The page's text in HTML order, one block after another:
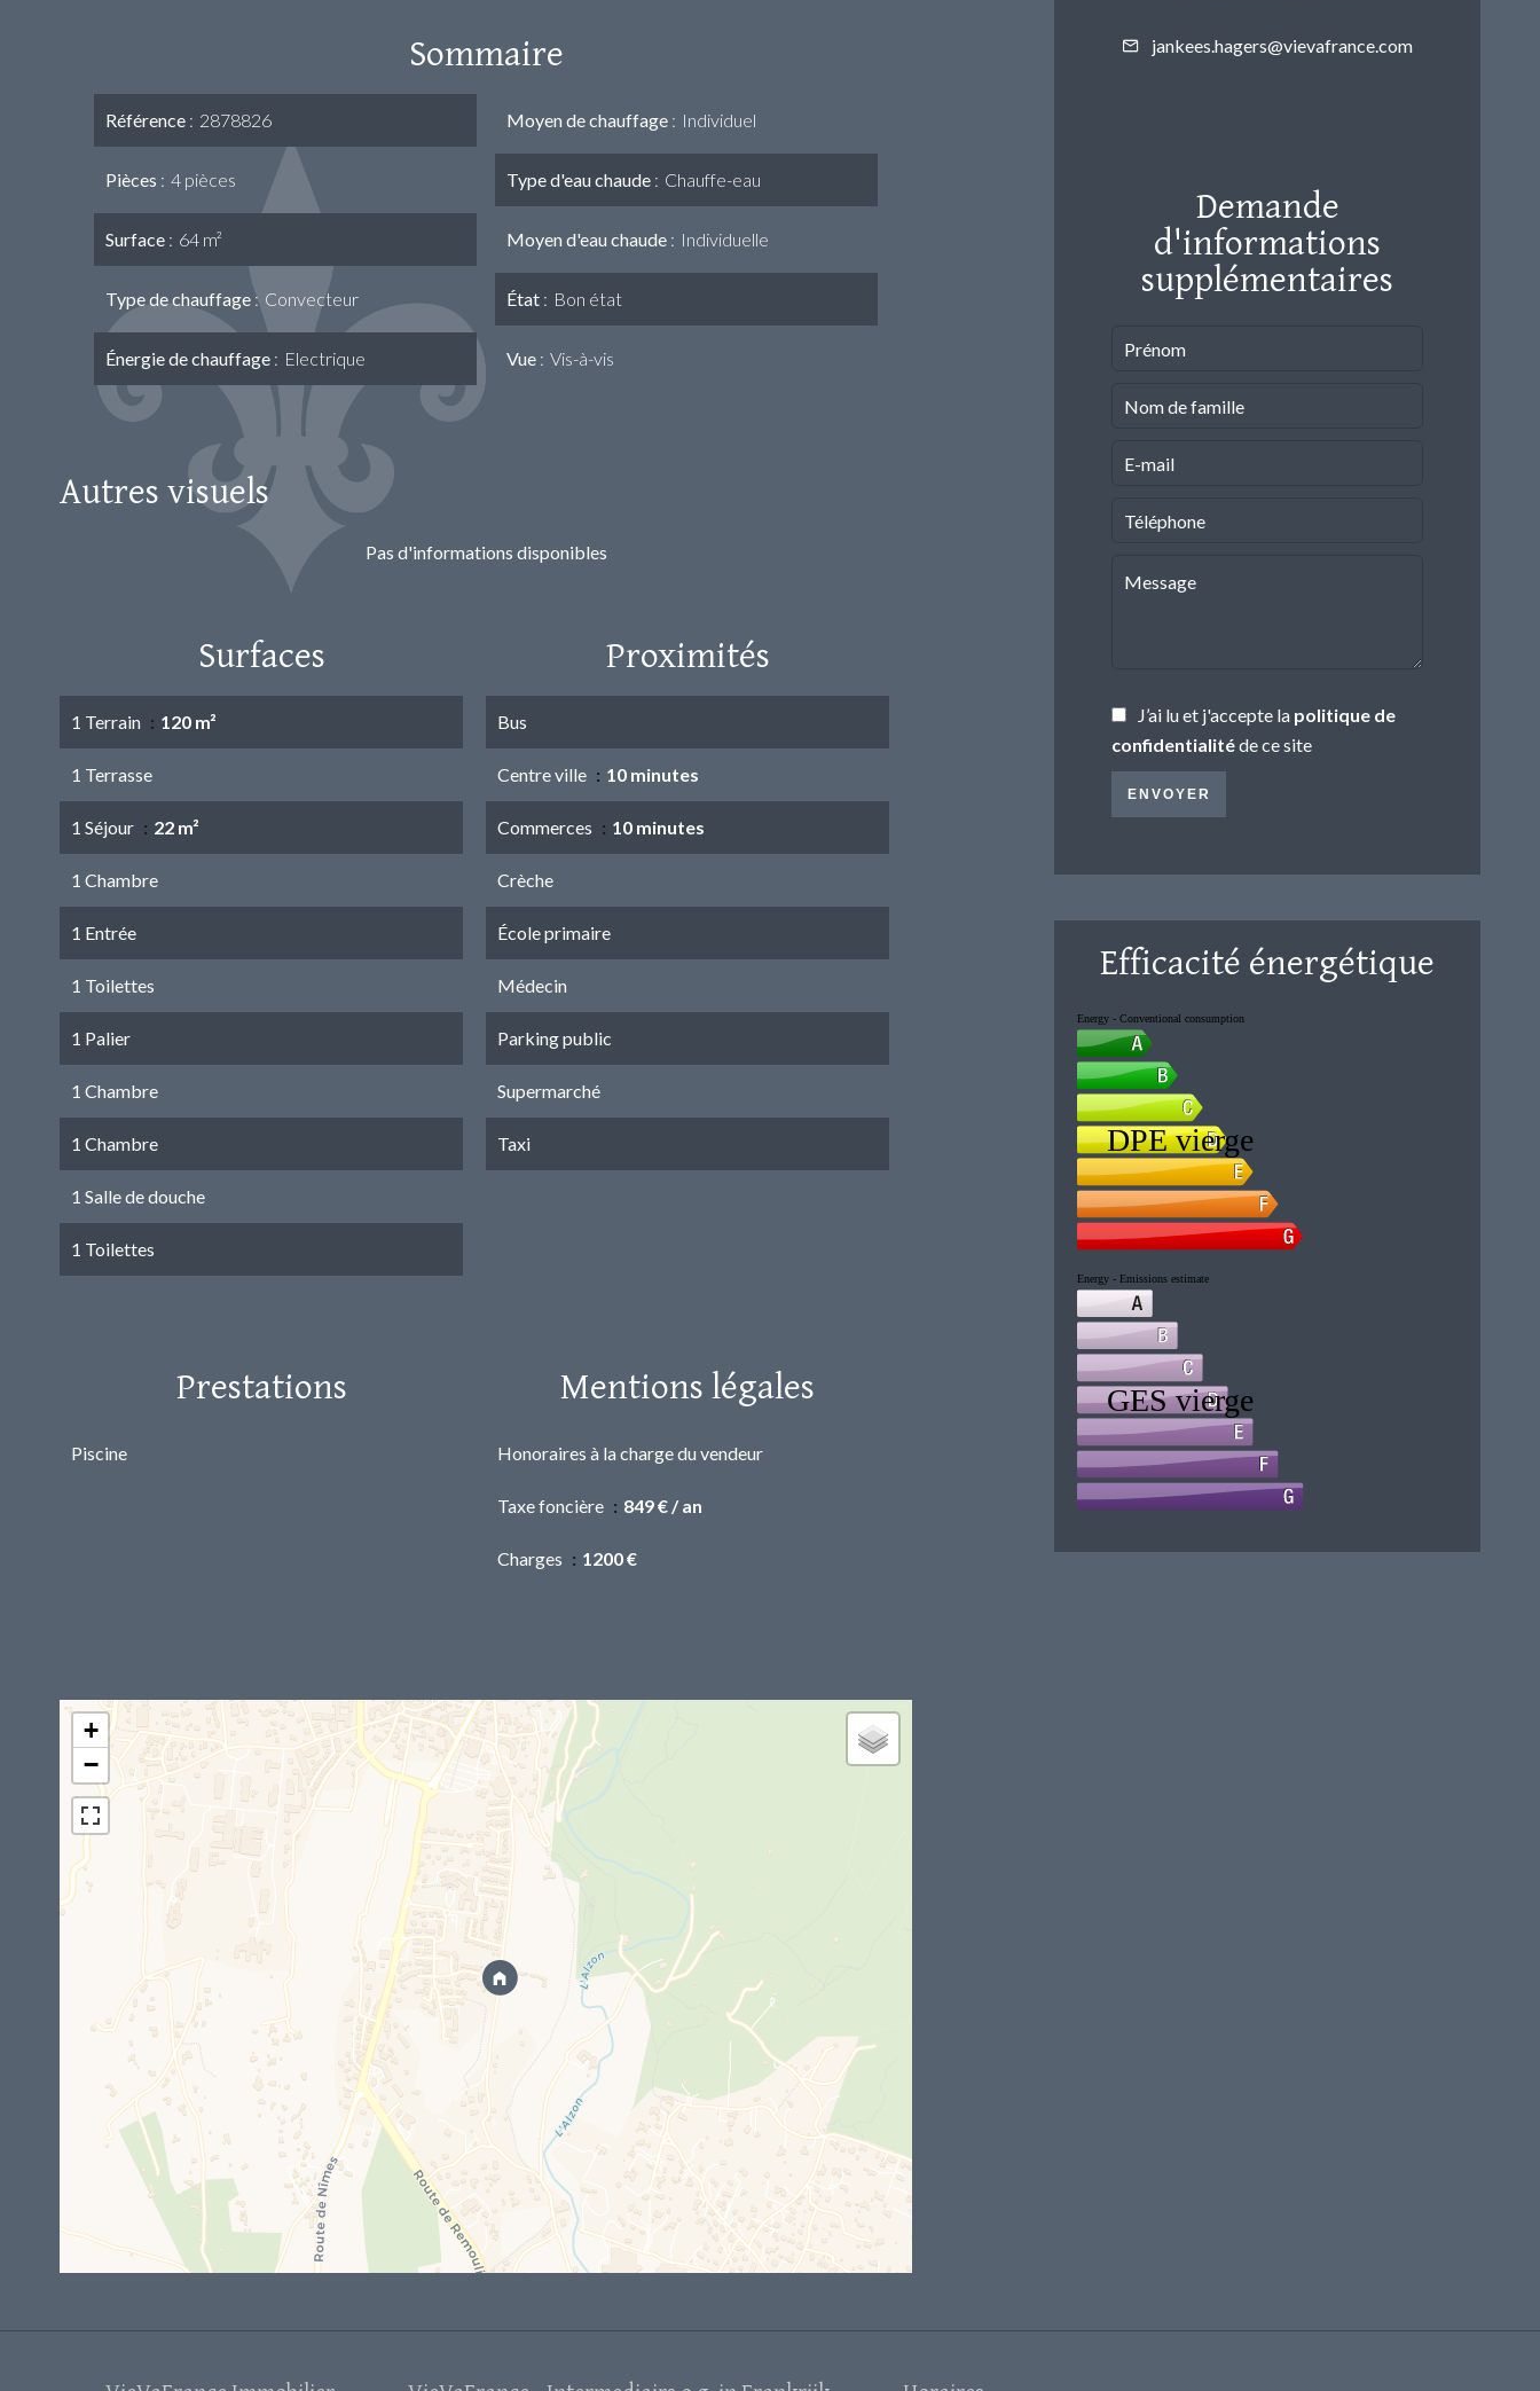
Sommaire
Référence 2878826
Pièces 4 pièces
Surface 64 m²
Type de chauffage Convecteur
Énergie de chauffage Electrique
Moyen de chauffage Individuel
Type d'eau chaude Chauffe-eau
Moyen d'eau chaude Individuelle
État Bon état
Vue Vis-à-vis
Autres visuels
Pas d'informations disponibles
Surfaces
1 Terrain 120 m²
1 Terrasse
1 Séjour 22 m²
1 Chambre
1 Entrée
1 Toilettes
1 Palier
1 Chambre
1 Chambre
1 Salle de douche
1 Toilettes
Proximités
Bus
Centre ville 10 minutes
Commerces 10 minutes
Crèche
École primaire
Médecin
Parking public
Supermarché
Taxi
Prestations
Piscine
Mentions légales
Honoraires à la charge du vendeur
Taxe foncière 849 € / an
Charges 1200 €
+
−
jankees.hagers@vievafrance.com
Demande
d'informations
supplémentaires
J’ai lu et j'accepte la politique de
confidentialitéde ce site
ENVOYER
Efficacité énergétique